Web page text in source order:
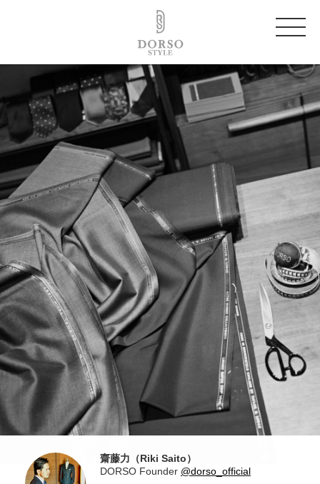
齋藤力（Riki Saito）
DORSO Founder @dorso_official